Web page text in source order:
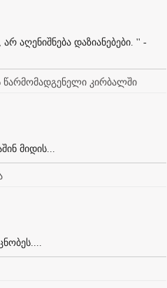
აღენიშნება დაზიანებები. '' -
წარმომადგენელი კირბალში
მიდის...